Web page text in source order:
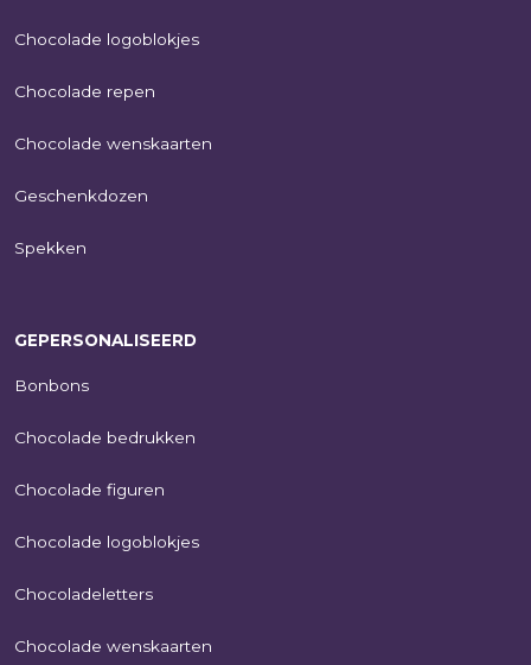
Chocolade logoblokjes
Chocolade repen
Chocolade wenskaarten
Geschenkdozen
Spekken
GEPERSONALISEERD
Bonbons
Chocolade bedrukken
Chocolade figuren
Chocolade logoblokjes
Chocoladeletters
Chocolade wenskaarten